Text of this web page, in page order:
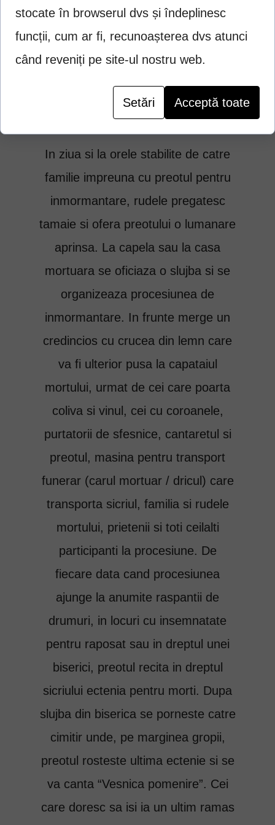
In ziua si la orele stabilite de catre
familie impreuna cu preotul pentru
inmormantare, rudele pregatesc
tamaie si ofera preotului o lumanare
aprinsa. La capela sau la casa
mortuara se oficiaza o slujba si se
organizeaza procesiunea de
inmormantare. In frunte merge un
credincios cu crucea din lemn care
va fi ulterior pusa la capataiul
mortului, urmat de cei care poarta
coliva si vinul, cei cu coroanele,
purtatorii de sfesnice, cantaretul si
preotul, masina pentru transport
funerar (carul mortuar / dricul) care
transporta sicriul, familia si rudele
mortului, prietenii si toti ceilalti
participanti la procesiune. De
fiecare data cand procesiunea
ajunge la anumite raspantii de
drumuri, in locuri cu insemnatate
pentru raposat sau in dreptul unei
biserici, preotul recita in dreptul
sicriului ectenia pentru morti. Dupa
slujba din biserica se porneste catre
cimitir unde, pe marginea gropii,
preotul rosteste ultima ectenie si se
va canta “Vesnica pomenire”. Cei
care doresc sa isi ia un ultim ramas
stocate în browserul dvs și îndeplinesc
funcții, cum ar fi, recunoașterea dvs atunci
când reveniți pe site-ul nostru web.
Setări Acceptă toate